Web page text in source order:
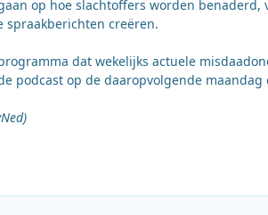
op hoe slachtoffers worden benaderd,
spraakberichten creëren.
dat wekelijks actuele
podcast op de daaropvolgende maandag